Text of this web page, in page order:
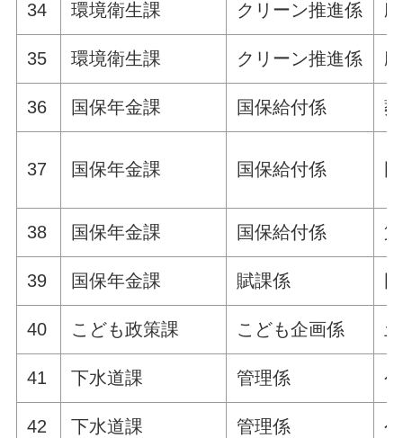
34 環境衛生課 クリーン推進係
35 環境衛生課 クリーン推進係
36 国保年金課 国保給付係
37 国保年金課 国保給付係
38 国保年金課 国保給付係
39 国保年金課 賦課係
40 こども政策課 こども企画係
41 下水道課 管理係
42 下水道課 管理係